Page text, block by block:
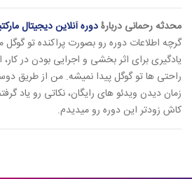
محدثه رحمانی دربارۀدوره آنلاین دیجیتال
گرچه اطلاعات دوره رو بصورت پراکنده تو گوگل
یادگیری برای اثر بخشی و اجرایی بودن در
راحتی ها تو گوگل پیدا نمیشه. من از طریق
زمان دیدن ویدئو های رایگان، نکاتی رو یاد
کاش زودتر این دوره رو میدیدم.